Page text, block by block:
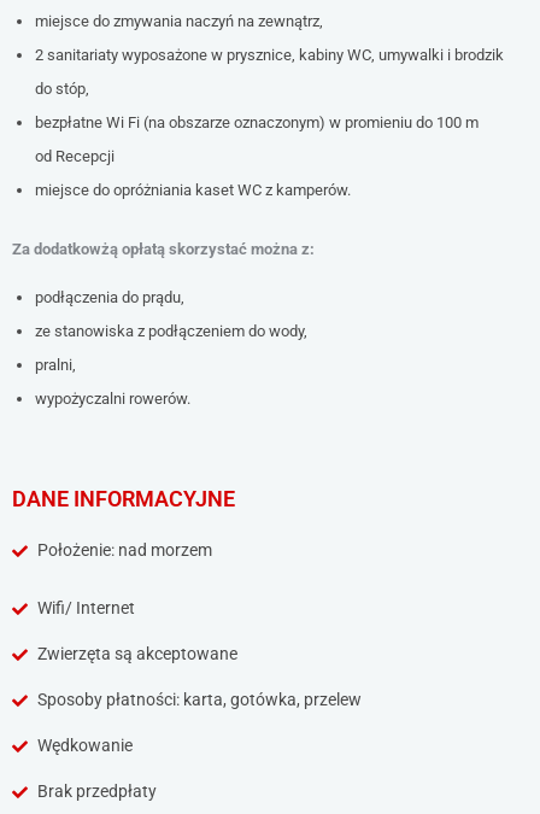
miejsce do zmywania naczyń na zewnątrz,
2 sanitariaty wyposażone w prysznice, kabiny WC, umywalki i brodzik
do stóp,
bezpłatne Wi Fi (na obszarze oznaczonym) w promieniu do 100 m
od Recepcji
miejsce do opróżniania kaset WC z kamperów.
Za dodatkowżą opłatą skorzystać można z:
podłączenia do prądu,
ze stanowiska z podłączeniem do wody,
pralni,
wypożyczalni rowerów.
DANE INFORMACYJNE
Położenie: nad morzem
Wifi/ Internet
Zwierzęta są akceptowane
Sposoby płatności: karta, gotówka, przelew
Wędkowanie
Brak przedpłaty